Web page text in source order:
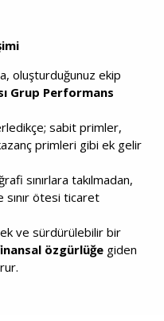
oluşturduğunuz ekip
Grup Performans
sabit primler,
primleri gibi ek gelir
sınırlara takılmadan,
sınır ötesi ticaret
ve sürdürülebilir bir
özgürlüğe giden